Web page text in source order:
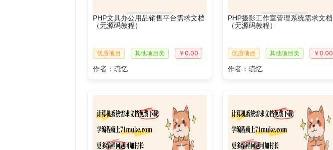
PHP文具办公用品销售平台需求文档
（无源码教程）
优质项目 其他项目类 ￥0.00
作者：琉忆
PHP摄影工作室管理系统需求文档
（无源码教程）
优质项目 其他项目类 ￥0.00
作者：琉忆